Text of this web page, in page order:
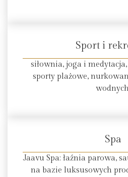
Sport i
siłownia, joga i
sporty plażowe,
Spa
Jaavu Spa: łaźnia parowa,
na bazie luksusowych